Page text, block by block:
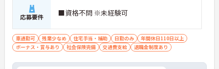
応募要件 ■資格不問 ※未経験可
車通勤可 残業少なめ 住宅手当・補助 日勤のみ
年間休日110日以上
ボーナス・賞与あり
社会保険完備 交通費支給 退職金制度あり